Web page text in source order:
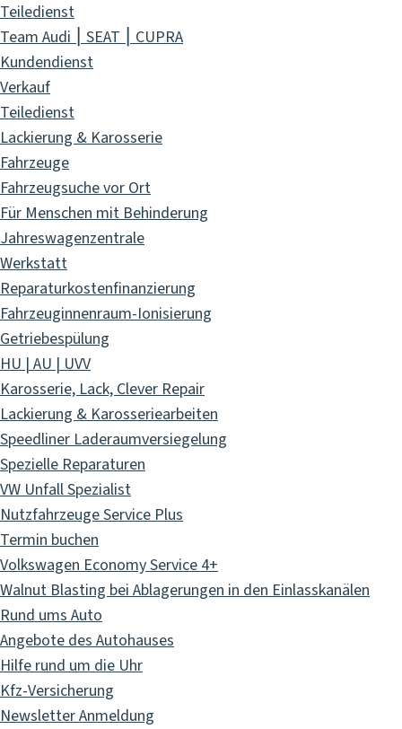
Teiledienst
Team Audi ⎮ SEAT ⎮ CUPRA
Kundendienst
Verkauf
Teiledienst
Lackierung & Karosserie
Fahrzeuge
Fahrzeugsuche vor Ort
Für Menschen mit Behinderung
Jahreswagenzentrale
Werkstatt
Reparaturkostenfinanzierung
Fahrzeuginnenraum-Ionisierung
Getriebespülung
HU | AU | UVV
Karosserie, Lack, Clever Repair
Lackierung & Karosseriearbeiten
Speedliner Laderaumversiegelung
Spezielle Reparaturen
VW Unfall Spezialist
Nutzfahrzeuge Service Plus
Termin buchen
Volkswagen Economy Service 4+
Walnut Blasting bei Ablagerungen in den Einlasskanälen
Rund ums Auto
Angebote des Autohauses
Hilfe rund um die Uhr
Kfz-Versicherung
Newsletter Anmeldung